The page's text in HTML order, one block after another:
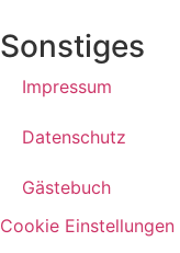
Sonstiges
Impressum
Datenschutz
Gästebuch
Cookie Einstellungen